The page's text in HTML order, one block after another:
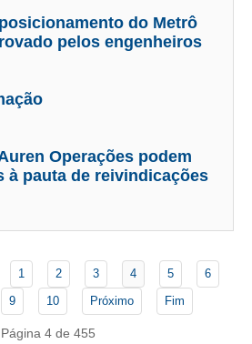
do Metrô
pelos engenheiros
Operações podem
à pauta de reivindicações
1 2 3 4 5
6
9 10 Próximo Fim
Página 4 de 455